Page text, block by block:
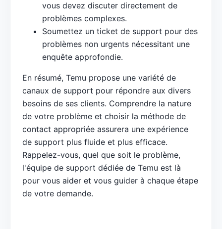
vous devez discuter directement de
problèmes complexes.
Soumettez un ticket de support pour des
problèmes non urgents nécessitant une
enquête approfondie.
En résumé, Temu propose une variété de
canaux de support pour répondre aux divers
besoins de ses clients. Comprendre la nature
de votre problème et choisir la méthode de
contact appropriée assurera une expérience
de support plus fluide et plus efficace.
Rappelez-vous, quel que soit le problème,
l'équipe de support dédiée de Temu est là
pour vous aider et vous guider à chaque étape
de votre demande.